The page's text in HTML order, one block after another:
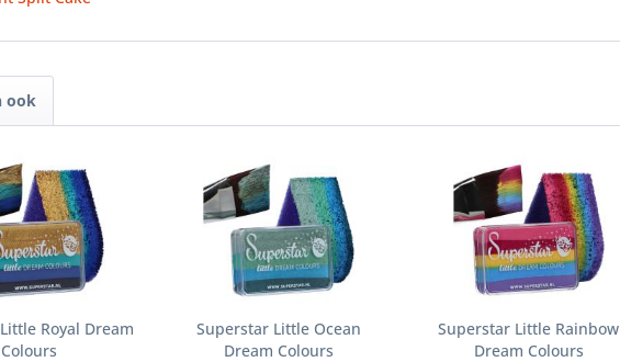
ook
Royal Dream
Colours
Superstar Little Ocean
Dream Colours
Superstar Little Rainbow
Dream Colours